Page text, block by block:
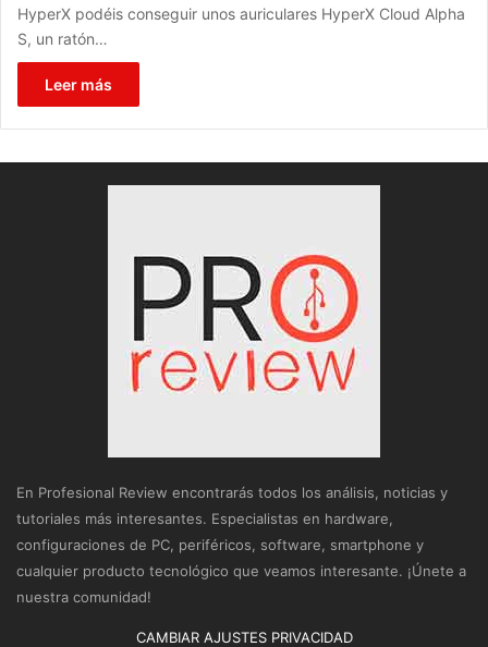
HyperX podéis conseguir unos auriculares HyperX Cloud Alpha
S, un ratón…
Leer más
En Profesional Review encontrarás todos los análisis, noticias y
tutoriales más interesantes. Especialistas en hardware,
configuraciones de PC, periféricos, software, smartphone y
cualquier producto tecnológico que veamos interesante. ¡Únete a
nuestra comunidad!
CAMBIAR AJUSTES PRIVACIDAD